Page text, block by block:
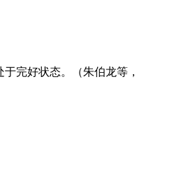
完好状态。（朱伯龙等，